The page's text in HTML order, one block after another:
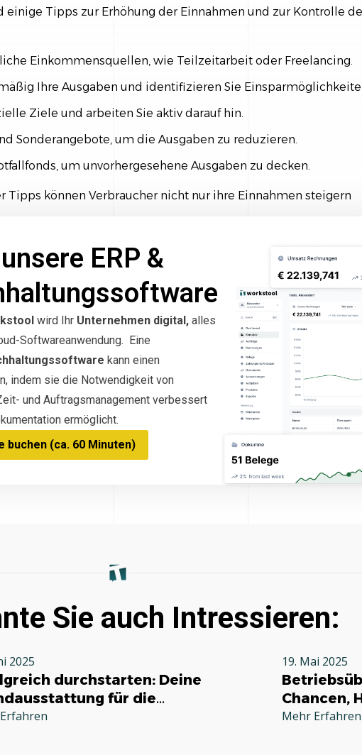
einige Tipps zur Erhöhung der Einnahmen und zur Kontrolle
Einkommensquellen, wie Teilzeitarbeit oder Freelancing.
Ihre Ausgaben und identifizieren Sie
Ziele und arbeiten Sie aktiv darauf hin.
Sonderangebote, um die Ausgaben zu reduzieren.
um unvorhergesehene Ausgaben zu decken.
Tipps können Verbraucher nicht nur ihre Einnahmen steigern
ERP &
wird Ihr Unternehmen digital,alles
Softwareanwendung. Eine
kann einen
indem sie die Notwendigkeit von
und Auftragsmanagement verbessert
ermöglicht.
buchen (ca. 60 Minuten)
Sie auch Intressieren:
2025
durchstarten: Deine
für die
im Handwerk
19. Mai 2025
Chancen,
praktische
Mehr Erfahren